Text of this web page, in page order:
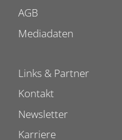
AGB
Mediadaten
Links & Partner
Kontakt
Newsletter
Karriere